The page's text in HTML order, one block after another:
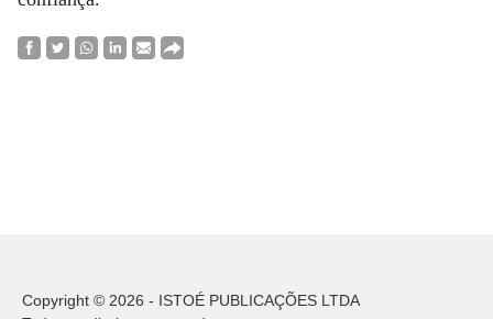
Copyright © 2026 - ISTOÉ PUBLICAÇÕES LTDA